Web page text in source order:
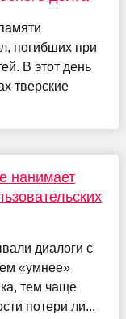
погибших при
В этот день
тверские
нанимает
диалоги с
«умнее»
тем чаще
потери ли...